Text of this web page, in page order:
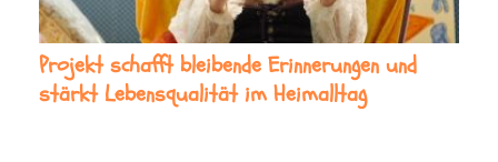
Projekt schafft bleibende Erinnerungen und
stärkt Lebensqualität im Heimalltag